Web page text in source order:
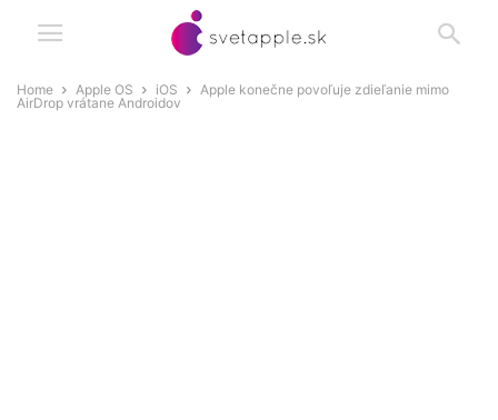
Home Apple OS iOS
Apple konečne povoľuje zdieľanie mimo
AirDrop vrátane Androidov